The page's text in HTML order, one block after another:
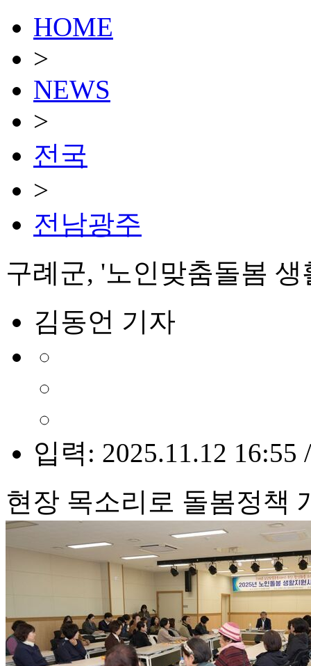
HOME
>
NEWS
>
전국
>
전남광주
구례군, '노인맞춤돌봄
김동언 기자
입력: 2025.11.12 16:55
현장 목소리로 돌봄정책